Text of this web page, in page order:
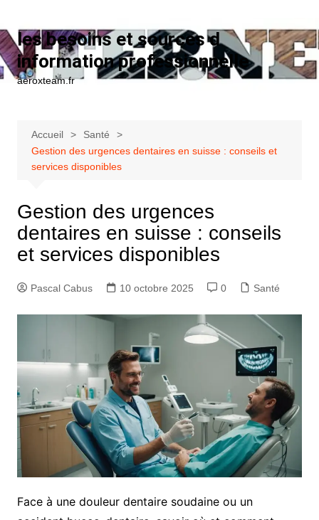
les besoins et sources d
information professionnelle
aeroxteam.fr
Accueil
Santé
Gestion des urgences dentaires en suisse : conseils et
services disponibles
Gestion des urgences
dentaires en suisse : conseils
et services disponibles
Pascal Cabus 10 octobre 2025 0 Santé
Face à une douleur dentaire soudaine ou un